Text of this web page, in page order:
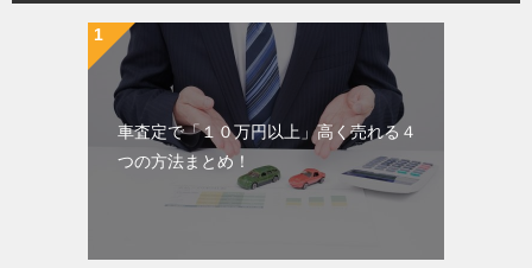
車査定で「１０万円以上」高く売れる４
つの方法まとめ！